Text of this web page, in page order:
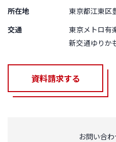
所在地
東京都江東区
交通
東京メトロ有
新交通ゆりか
資料請求する
お問い合